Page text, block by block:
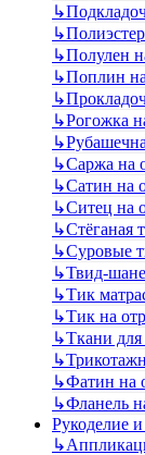
↳
↳
↳Полулен
↳Поплин
↳
↳Рогожка
↳
↳Саржа на
↳Сатин на
↳Ситец на
↳Стёганая
↳Суровые
↳Твид-
↳Тик
↳Тик на
↳Ткани для
↳
↳Фатин на
↳Фланель
Рукоделие
↳